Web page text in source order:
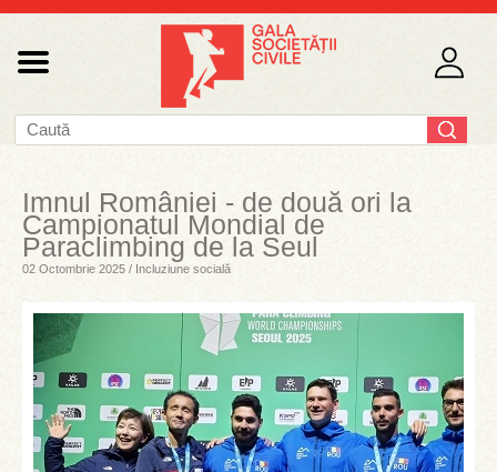
Imnul României - de două ori la
Campionatul Mondial de
Paraclimbing de la Seul
02 Octombrie 2025 / Incluziune socială